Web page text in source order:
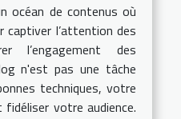
océan de contenus où
captiver l’attention des
l’engagement des
n'est pas une tâche
techniques, votre
votre audience.